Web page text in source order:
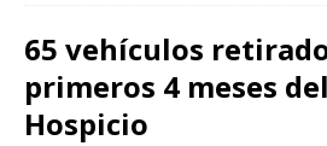
65 vehículos
primeros 4 meses
Hospicio